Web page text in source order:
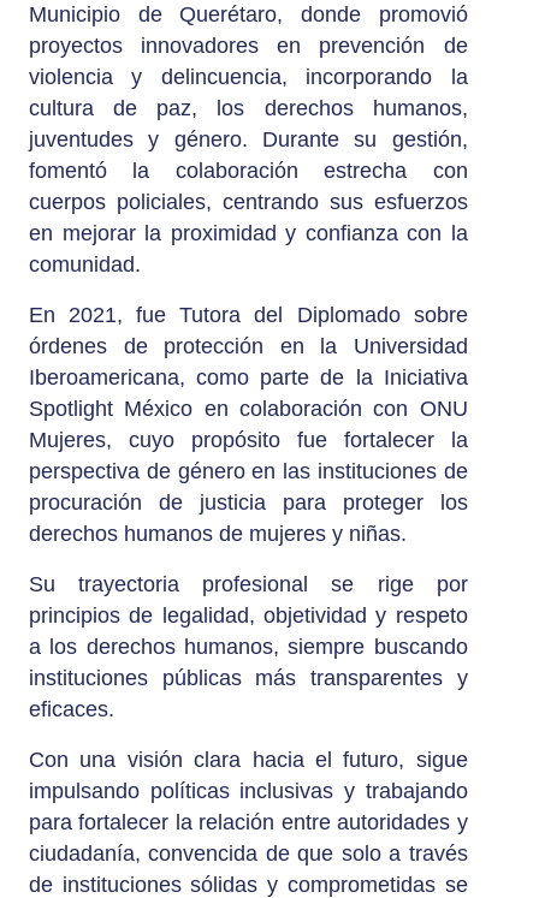
Municipio de Querétaro, donde promovió
proyectos innovadores en prevención de
violencia y delincuencia, incorporando la
cultura de paz, los derechos humanos,
juventudes y género. Durante su gestión,
fomentó la colaboración estrecha con
cuerpos policiales, centrando sus esfuerzos
en mejorar la proximidad y confianza con la
comunidad.
En 2021, fue Tutora del Diplomado sobre
órdenes de protección en la Universidad
Iberoamericana, como parte de la Iniciativa
Spotlight México en colaboración con ONU
Mujeres, cuyo propósito fue fortalecer la
perspectiva de género en las instituciones de
procuración de justicia para proteger los
derechos humanos de mujeres y niñas.
Su trayectoria profesional se rige por
principios de legalidad, objetividad y respeto
a los derechos humanos, siempre buscando
instituciones públicas más transparentes y
eficaces.
Con una visión clara hacia el futuro, sigue
impulsando políticas inclusivas y trabajando
para fortalecer la relación entre autoridades y
ciudadanía, convencida de que solo a través
de instituciones sólidas y comprometidas se